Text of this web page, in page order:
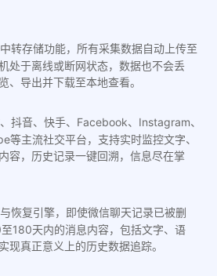
转存储功能，所有采集数据自动上传至
处于离线或断网状态，数据也不会丢
、导出并下载至本地查看。
抖音、快手、Facebook、Instagram、
主流社交平台，支持实时监控文字、
容，历史记录一键回溯，信息尽在掌
恢复引擎，即使微信聊天记录已被删
180天内的消息内容，包括文字、语
现真正意义上的历史数据追踪。